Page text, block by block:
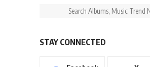
STAY CONNECTED